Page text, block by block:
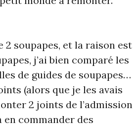
2 soupapes, et la raison est
j’ai bien comparé les
de guides de soupapes…
(alors que je les avais
2 joints de l’admission
en commander des